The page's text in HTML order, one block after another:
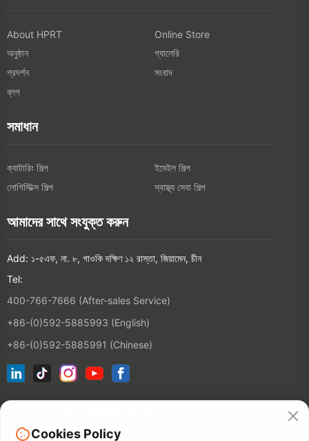
About HPRT
Online Store
অনুষ্ঠান
গ্যালেরি
প্রদর্শন
সংবাদ
ব্লগ
সমাধান
ক্যাটারিং শিল্প
ইমেইল শিল্প
লোগিস্টিক্স শিল্প
স্বাস্থ্য সেবা শিল্প
আমাদের সাথে সংযুক্ত করুন
Add: ১-৫এফ, না. ৮, গাওকি দক্ষিণ ১২ রাস্তা, জিয়ামেন, চীন
Tel:
400-766-7666 (After-sales Service)
+86-(0)592-5885993 (English)
+86-(0)592-5885991 (Chinese)
Cookies Policy